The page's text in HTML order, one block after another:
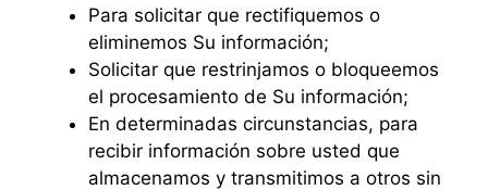
Para solicitar que rectifiquemos o
eliminemos Su información;
Solicitar que restrinjamos o bloqueemos
el procesamiento de Su información;
En determinadas circunstancias, para
recibir información sobre usted que
almacenamos y transmitimos a otros sin